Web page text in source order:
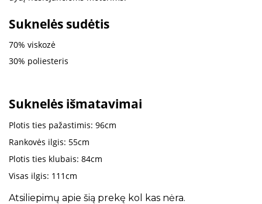
Suknelės sudėtis
70% viskozė
30% poliesteris
Suknelės išmatavimai
Plotis ties pažastimis: 96cm
Rankovės ilgis: 55cm
Plotis ties klubais: 84cm
Visas ilgis: 111cm
Atsiliepimų apie šią prekę kol kas nėra.